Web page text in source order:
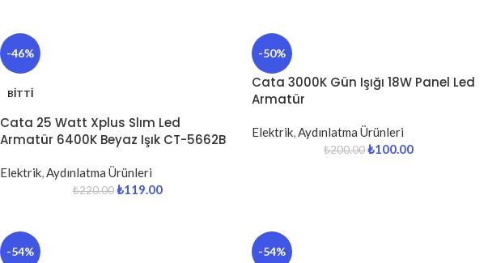
-46%
BITTI
Cata 25 Watt Xplus Slım Led
Armatür 6400K Beyaz Işık CT-5662B
Elektrik,Aydınlatma Ürünleri
₺220.00 ₺119.00
-50%
Cata 3000K Gün Işığı 18W Panel Led
Armatür
Elektrik,Aydınlatma Ürünleri
₺200.00 ₺100.00
-54% -54%